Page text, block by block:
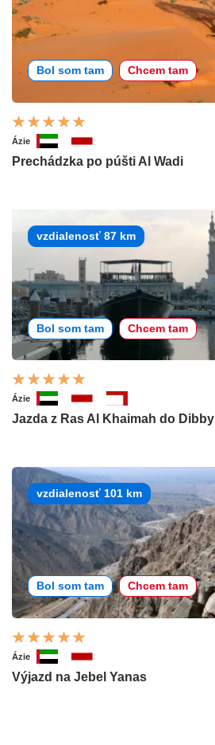
Bol som tam Chcem tam
Ázie
Prechádzka po púšti Al Wadi
vzdialenosť 87 km
Bol som tam Chcem tam
Ázie
Jazda z Ras Al Khaimah do Dibby
vzdialenosť 101 km
Bol som tam Chcem tam
Ázie
Výjazd na Jebel Yanas